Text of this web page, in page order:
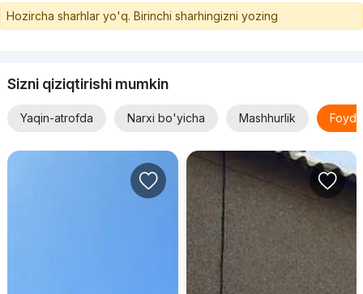
Hozircha sharhlar yo'q. Birinchi sharhingizni yozing
Sizni qiziqtirishi mumkin
Yaqin-atrofda Narxi bo'yicha Mashhurlik